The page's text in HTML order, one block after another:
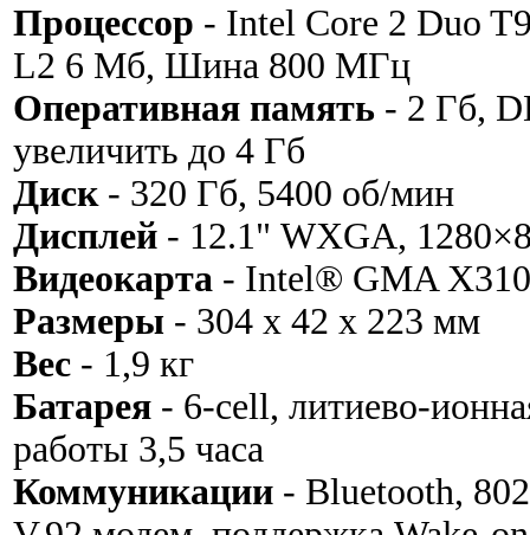
Процессор - Intel Core 2 Duo
L2 6 Мб, Шина 800 МГц
Оперативная память - 2 Гб,
увеличить до 4 Гб
Диск - 320 Гб, 5400 об/мин
Дисплей - 12.1" WXGA,
Видеокарта - Intel® GMA
Размеры - 304 х 42 х 223 мм
Вес - 1,9 кг
Батарея - 6-cell, литиево-
работы 3,5 часа
Коммуникации - Bluetooth,